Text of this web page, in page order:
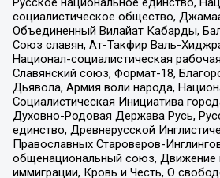
социалистическое общество,
Объединенный Вилайат Кабарды,
Союз славян, Ат-Такфир Валь-
Национал-социалистическая
Славянский союз, Формат-18,
Дьявола, Армия воли народа,
Социалистическая Инициатива
Духовно-Родовая Держава Русь,
единство, Древнерусской
Православных Староверов-
общенациональный союз, Движение
иммиграции, Кровь и Честь, О